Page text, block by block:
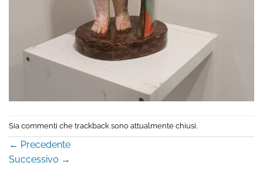
Sia commenti che trackback sono attualmente chiusi.
← Precedente
Successivo →